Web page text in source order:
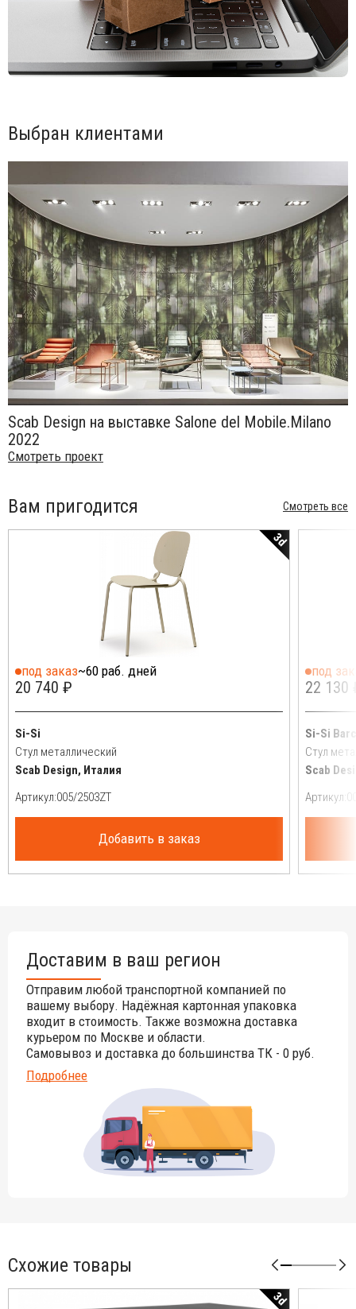
механическому и температурному воздействию.
Отличаются высокой прочностью, ламинированный слой
защищает столешницу от различных возможных
деформаций и химических воздействий на поверхность.
Ламинированные столешницы имеют целый пакет
характеристик: ударопрочный материал, защищающий от
поверхность от химических воздействий влаги, кофе,
уксуса и других. Столешницы HPL очень практичны, прочны
Варианты отделки каркаса и столешницы можно выбрать
из палитры.
Поставляется в разобранном виде.
Посмотреть технические характеристики.
Цена на сайте указана за модель с ножками из окрашенного
в цвет тортора алюминия и столешницей в отделке сланец.
Для уточнения всех возможных вариантов материала
и цвета данного изделия обращайтесь к нашим менеджерам!
Выбран клиентами
Scab Design на выставке Salone del Mobile.Milano
2022
Смотреть проект
Вам пригодится Смотреть все
3d
под заказ~60 раб. дней
20 740 ₽
Si-Si
Стул металлический
Scab Design, Италия
Артикул:
Добавить в заказ
под
22 130
Si-Si
Стул
Scab
Артикул:
Доставим в ваш регион
Отправим любой транспортной компанией по
вашему выбору. Надёжная картонная упаковка
входит в стоимость. Также возможна доставка
курьером по Москве и области.
Самовывоз и доставка до большинства ТК - 0 руб.
Подробнее
Схожие товары
3d